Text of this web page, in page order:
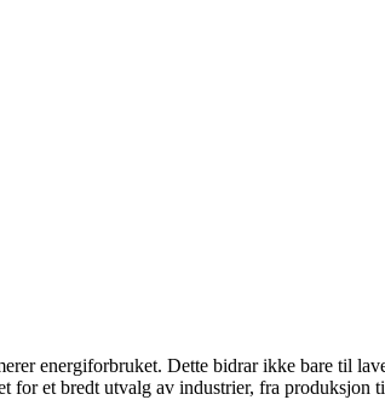
energiforbruket. Dette bidrar ikke bare til
et bredt utvalg av industrier, fra produksjon